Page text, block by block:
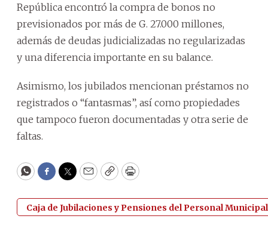
República encontró la compra de bonos no
previsionados por más de G. 27.000 millones,
además de deudas judicializadas no regularizadas
y una diferencia importante en su balance.
Asimismo, los jubilados mencionan préstamos no
registrados o “fantasmas”, así como propiedades
que tampoco fueron documentadas y otra serie de
faltas.
WhatsApp
Facebook
Twitter
EmailCopyPrint
Caja de Jubilaciones y Pensiones del Personal Municipal